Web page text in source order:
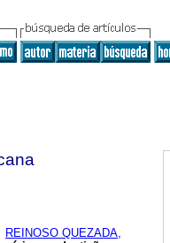
REINOSO QUEZADA,